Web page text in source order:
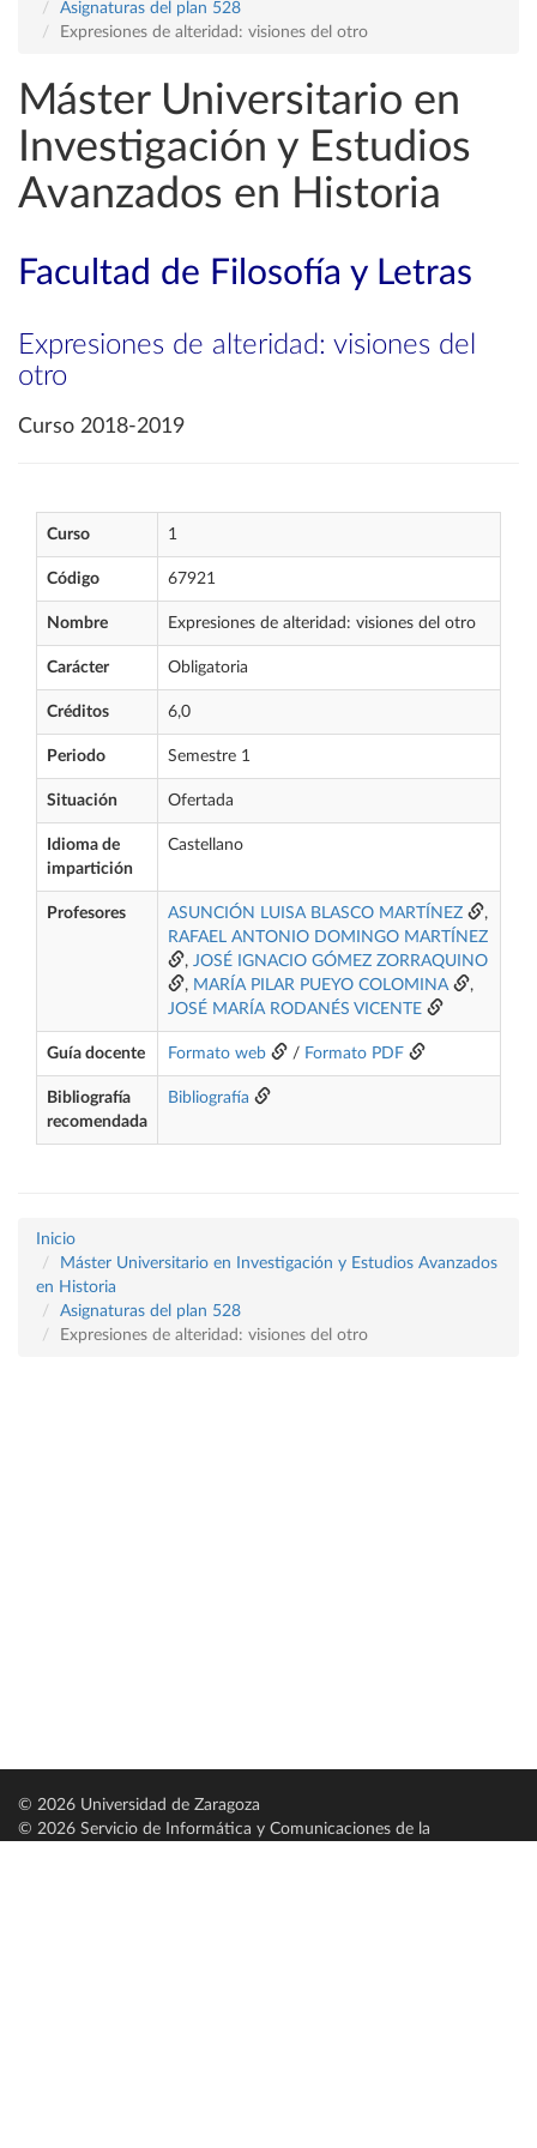
Asignaturas del plan 528
Expresiones de alteridad: visiones del otro
Máster Universitario en
Investigación y Estudios
Avanzados en Historia
Facultad de Filosofía y Letras
Expresiones de alteridad: visiones del
otro
Curso 2018-2019
Curso 1
Código 67921
Nombre Expresiones de alteridad: visiones del otro
Carácter Obligatoria
Créditos 6,0
Periodo Semestre 1
Situación Ofertada
Idioma de
impartición
Castellano
Profesores ASUNCIÓN LUISA BLASCO MARTÍNEZ
,
RAFAEL ANTONIO DOMINGO MARTÍNEZ
, JOSÉ IGNACIO GÓMEZ ZORRAQUINO
, MARÍA PILAR PUEYO COLOMINA
,
JOSÉ MARÍA RODANÉS VICENTE
Guía docente Formato web / Formato PDF
Bibliografía
recomendada
Bibliografía
Inicio
Máster Universitario en Investigación y Estudios Avanzados
en Historia
Asignaturas del plan 528
Expresiones de alteridad: visiones del otro
© 2026 Universidad de Zaragoza
© 2026 Servicio de Informática y Comunicaciones de la